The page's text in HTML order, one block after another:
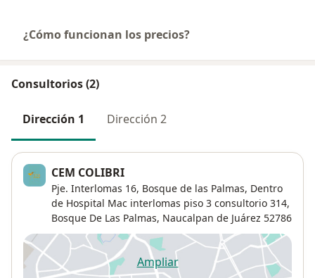
¿Cómo funcionan los precios?
Consultorios (2)
Dirección 1 Dirección 2
CEM COLIBRI
Pje. Interlomas 16, Bosque de las Palmas, Dentro
de Hospital Mac interlomas piso 3 consultorio 314,
Bosque De Las Palmas, Naucalpan de Juárez 52786
Ampliarse abre en una nueva